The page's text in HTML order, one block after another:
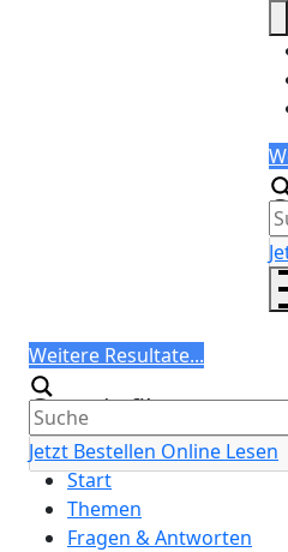
Search
Weitere Resultate...
Generic filters
Jetzt Bestellen Online Lesen
Start
Themen
Fragen & Antworten